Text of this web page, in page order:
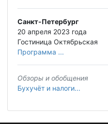
Санкт-Петербург
20 апреля 2023 года
Гостиница Октябрьская
Программа ...
Обзоры и обобщения
Бухучёт и налоги...